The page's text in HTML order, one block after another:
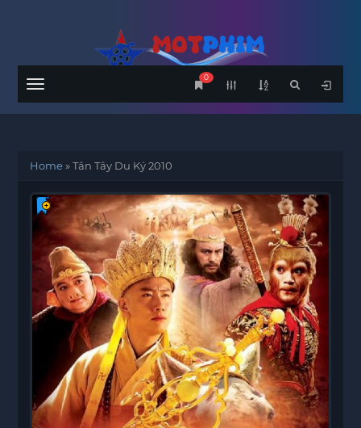
Menu
0
Home»Tân Tây Du Ký 2010